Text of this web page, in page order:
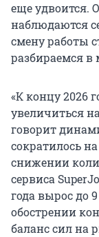
еще удвоится.
наблюдаются
смену работы
разбираемся в
«К концу 2026
увеличиться
говорит
сократилось
снижении
сервиса
года вырос до
обострении
баланс сил на